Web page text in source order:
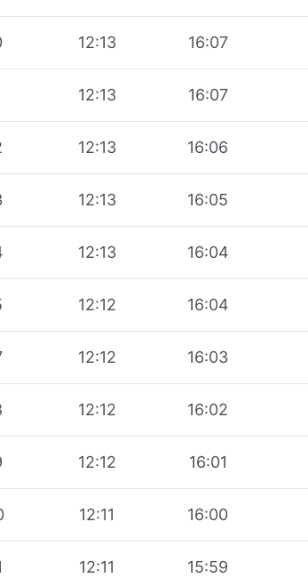
12:13 16:07
12:13 16:07
12:13 16:06
12:13 16:05
12:13 16:04
12:12 16:04
12:12 16:03
12:12 16:02
12:12 16:01
12:11 16:00
12:11 15:59